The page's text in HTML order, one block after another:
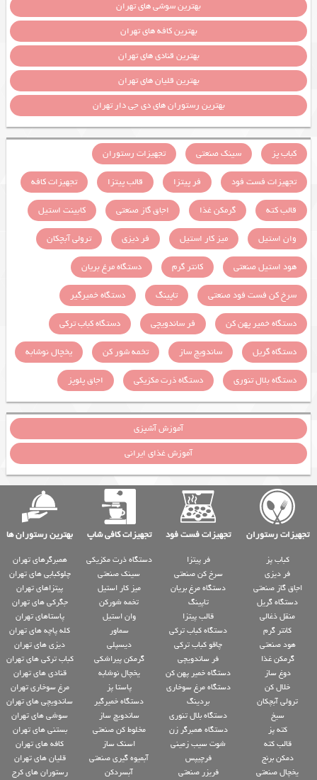
بهترین سوشی های تهران
بهترین کافه های تهران
بهترین قنادی های تهران
بهترین قلیان های تهران
بهترین رستوران های دی جی دار تهران
کباب پز سینک صنعتی
تجهیزات رستوران
تجهیزات فست فود
فر پیتزا قالب پیتزا
تجهیزات کافه
قالب کته
گرمکن غذا اجاق گاز صنعتی
کابینت استیل
وان استیل
میز کار استیل فر دیزی
ترولی آبچکان
هود استیل صنعتی
کانتر گرم
دستگاه مرغ بریان
سرخ کن فست فود صنعتی
تاپینگ
دستگاه خمیرگیر
دستگاه خمیر پهن کن
فر ساندویچی
دستگاه کباب ترکی
دستگاه گریل
ساندویچ ساز تخمه شور کن
یخچال نوشابه
دستگاه بلال تنوری
دستگاه ذرت مکزیکی اجاق پلوپز
آموزش آشپزی
آموزش غذای ایرانی
تجهیزات رستوران تجهیزات فست فود تجهیزات کافی شاپ بهترین رستوران ها
کباب پز
فر دیزی
اجاق گاز صنعتی
دستگاه گریل
منقل ذغالی
کانتر گرم
هود صنعتی
گرمکن غذا
دوغ ساز
خلال کن
ترولی آبچکان
سیخ
کته پز
قالب کته
دمکن برنج
یخچال صنعتی
فر پیتزا
سرخ کن صنعتی
دستگاه مرغ بریان
تاپینگ
قالب پیتزا
دستگاه کباب ترکی
چاقو کباب ترکی
فر ساندویچی
دستگاه خمیر پهن کن
دستگاه مرغ سوخاری
بردینگ
دستگاه بلال تنوری
دستگاه همبرگر زن
شوت سیب زمینی
فرچیپس
فریزر صنعتی
دستگاه ذرت مکزیکی
سینک صنعتی
میز کار استیل
تخمه شورکن
وان استیل
سماور
دیسپلی
گرمکن پیراشکی
یخچال نوشابه
پاستا پز
دستگاه خمیرگیر
ساندویچ ساز
مخلوط کن صنعتی
اسنک ساز
آبمیوه گیری صنعتی
آبسردکن
همبرگرهای تهران
چلوکبابی های تهران
پیتزاهای تهران
جگرکی های تهران
پاستاهای تهران
کله پاچه های تهران
دیزی های تهران
کباب ترکی های تهران
قنادی های تهران
مرغ سوخاری تهران
ساندویچی های تهران
سوشی های تهران
بستنی های تهران
کافه های تهران
قلیان های تهران
رستوران های کرج